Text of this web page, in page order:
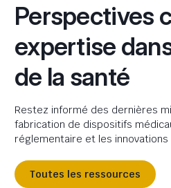
Perspectives
expertise
de la santé
Restez informé des dernières
fabrication de dispositifs
réglementaire et les innovations
Toutes les ressources